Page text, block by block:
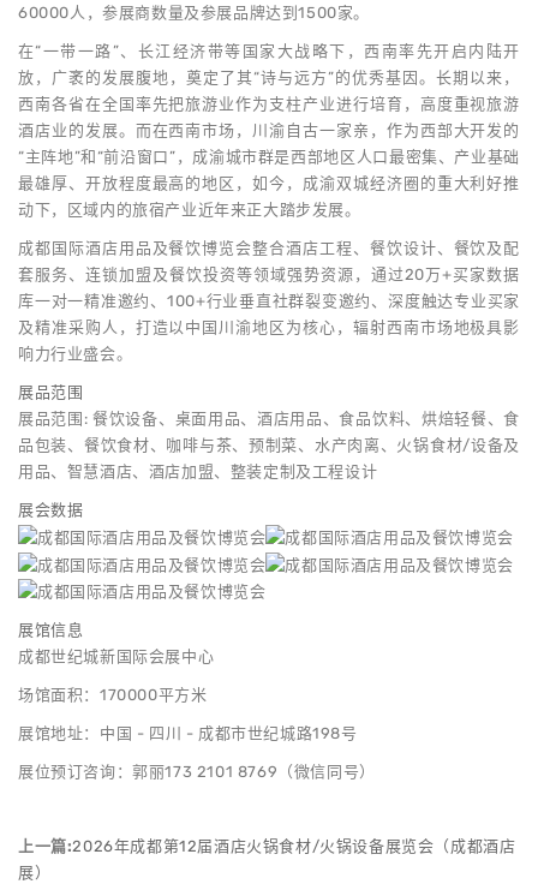
60000人，参展商数量及参展品牌达到1500家。
在“一带一路”、长江经济带等国家大战略下，西南率先开启内陆开
放，广袤的发展腹地，奠定了其“诗与远方”的优秀基因。长期以来，
西南各省在全国率先把旅游业作为支柱产业进行培育，高度重视旅游
酒店业的发展。而在西南市场，川渝自古一家亲，作为西部大开发的
“主阵地”和“前沿窗口”，成渝城市群是西部地区人口最密集、产业基础
最雄厚、开放程度最高的地区，如今，成渝双城经济圈的重大利好推
动下，区域内的旅宿产业近年来正大踏步发展。
成都国际酒店用品及餐饮博览会整合酒店工程、餐饮设计、餐饮及配
套服务、连锁加盟及餐饮投资等领域强势资源，通过20万+买家数据
库一对一精准邀约、100+行业垂直社群裂变邀约、深度触达专业买家
及精准采购人，打造以中国川渝地区为核心，辐射西南市场地极具影
响力行业盛会。
展品范围
展品范围: 餐饮设备、桌面用品、酒店用品、食品饮料、烘焙轻餐、食
品包装、餐饮食材、咖啡与茶、预制菜、水产肉离、火锅食材/设备及
用品、智慧酒店、酒店加盟、整装定制及工程设计
展会数据
展馆信息
成都世纪城新国际会展中心
场馆面积：170000平方米
展馆地址：中国 - 四川 - 成都市世纪城路198号
展位预订咨询：郭丽173 2101 8769（微信同号）
上一篇:2026年成都第12届酒店火锅食材/火锅设备展览会（成都酒店
展）